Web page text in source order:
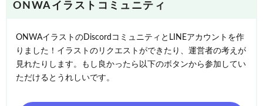
ONWAイラストコミュニティ
ONWAイラストのDiscordコミュニティとLINEアカウントを作
りました！イラストのリクエストができたり、運営者の考えが
見れたりします。もし良かったら以下のボタンから参加してい
ただけるとうれしいです。